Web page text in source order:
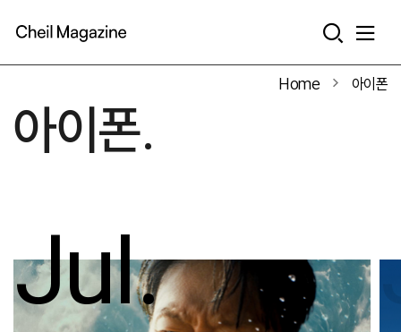
Home 아이폰
아이폰.
Jul.